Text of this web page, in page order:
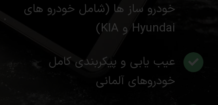
خودرو ساز ها (شامل خودرو های
Hyundai و KIA)
عیب یابی و پیکربندی کامل
خودروهای آلمانی